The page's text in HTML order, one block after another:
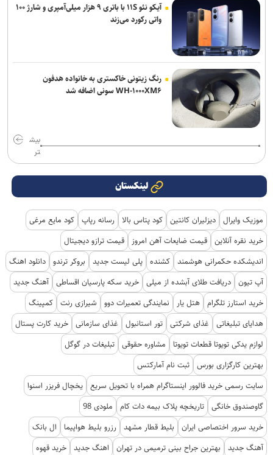
آیکو نئو ۱۱S با باتری ۹ هزار میلی‌آمپری و شارژ ۱۰۰
واتی رکورد می‌زند
رنگ زیتونی خاکستری به خانواده هدفون
WH-۱۰۰۰XM۶ سونی اضافه شد
بیش
تر
لینکستان
موزیک وایرال دیزلیران کانتین کود پتاس بالا رسانه رپاپ کود مایع مرغی
خرید نقره آنلاین قیمت ضایعات آهن امروز
قیمت ترازو دیجیتال
اندیشکده حکمرانی هوشمند کشنده پلی لیست جدید بروکر ترندو دانلود اهنگ
آپ تیون دریافت طلای آبشده از میلی خرید سکه پارسیان اقساطی آهنگ جدید
خرید استارز تلگرام هتل یار نمایندگی تعمیرات دوو شیرازی رنت کمپینگ
هدایای تبلیغاتی
غذای شرکتی تور استانبول غذای سازمانی خرید کارت پستال
لوازم یدکی تویوتا قطعات تویوتا
مشاوره حقوقی تبلیغات در گوگل
بهترین کارگزاری بورس ثبت نام آمارکتس
سایت رسمی خرید فالوور اینستاگرام همراه با تحویل سریع یخچال فریزر اسنوا
گاوصندوق خانگی تاریخچه پلاک بیمه دات کام
ملودی 98
خرید سرور اختصاصی ایران
بلیط قطار مشهد رزرو بلیط هواپیما
ال بانک
آهنگ جدید
بهترین جراح بینی ترمیمی در تهران اهنگ جدید خرید قهوه